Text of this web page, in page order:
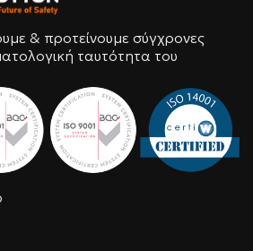
& προτείνουμε σύγχρονες
ταυτότητα του